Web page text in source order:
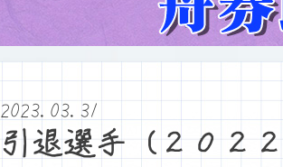
2023.03.31
引退選手（２０２